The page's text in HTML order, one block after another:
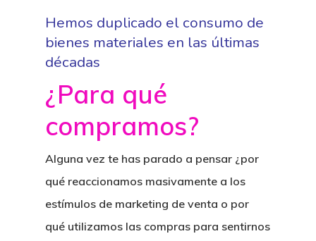
Hemos duplicado el consumo de
bienes materiales en las últimas
décadas
¿Para qué
compramos?
Alguna vez te has parado a pensar ¿ por
qué reaccionamos masivamente a los
estímulos de marketing de venta o por
qué utilizamos las compras para sentirnos